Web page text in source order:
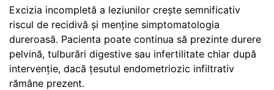
Excizia incompletă a leziunilor crește semnificativ
riscul de recidivă și menține simptomatologia
dureroasă. Pacienta poate continua să prezinte durere
pelvină, tulburări digestive sau infertilitate chiar după
intervenție, dacă țesutul endometriozic infiltrativ
rămâne prezent.